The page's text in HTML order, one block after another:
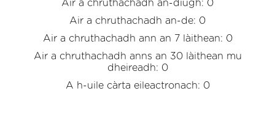
Air a chruthachadh an-diugh: 0
Air a chruthachadh an-de: 0
Air a chruthachadh ann an 7 làithean: 0
Air a chruthachadh anns an 30 làithean mu
dheireadh: 0
A h-uile càrta eileactronach: 0